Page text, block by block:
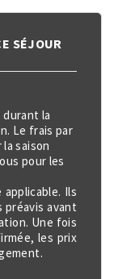
SÉJOUR
durant la
Le frais par
saison
pour les
Ils
avant
Une fois
les prix